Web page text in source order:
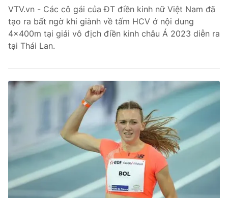
VTV.vn - Các cô gái của ĐT điền kinh nữ Việt Nam đã
tạo ra bất ngờ khi giành về tấm HCV ở nội dung
4x400m tại giải vô địch điền kinh châu Á 2023 diễn ra
tại Thái Lan.